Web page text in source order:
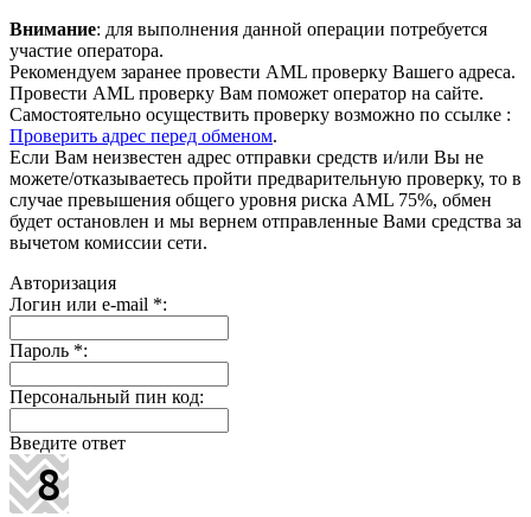
Внимание: для выполнения данной операции потребуется
участие оператора.
Рекомендуем заранее провести AML проверку Вашего адреса.
Провести AML проверку Вам поможет оператор на сайте.
Самостоятельно осуществить проверку возможно по ссылке :
Проверить адрес перед обменом.
Если Вам неизвестен адрес отправки средств и/или Вы не
можете/отказываетесь пройти предварительную проверку, то в
случае превышения общего уровня риска AML 75%, обмен
будет остановлен и мы вернем отправленные Вами средства за
вычетом комиссии сети.
Авторизация
Логин или e-mail *:
Пароль *:
Персональный пин код:
Введите ответ